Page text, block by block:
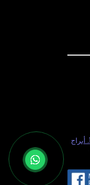
فورتشن تاور كلستر C المكتب 1502. أبراج